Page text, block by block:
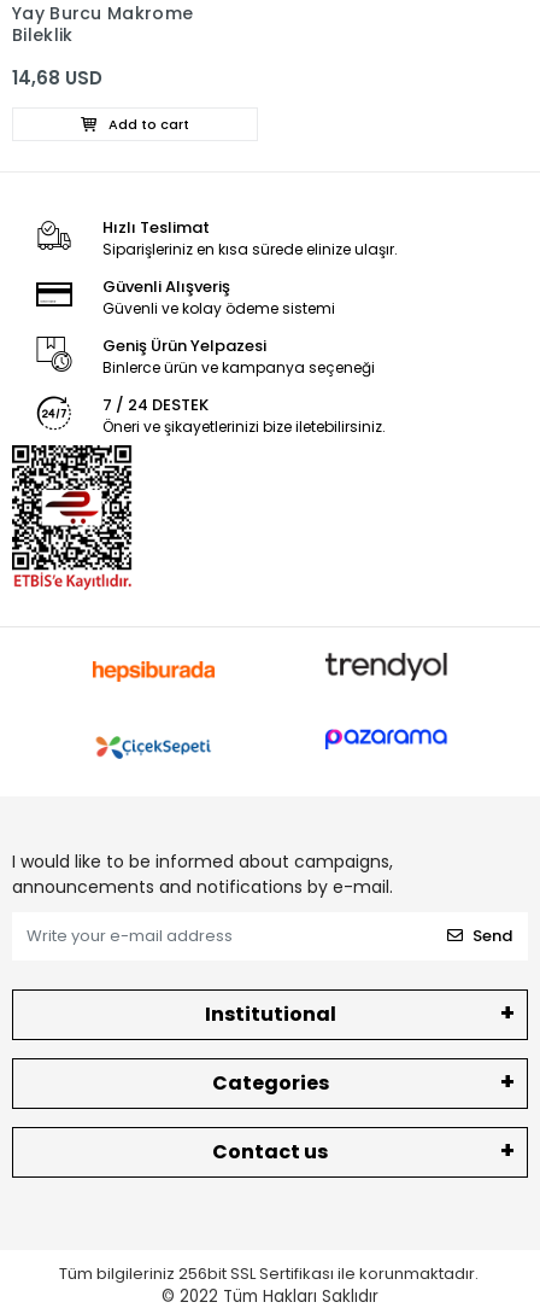
Yay Burcu Makrome
Bileklik
14,68 USD
Add to cart
Hızlı Teslimat
Siparişleriniz en kısa sürede elinize ulaşır.
Güvenli Alışveriş
Güvenli ve kolay ödeme sistemi
Geniş Ürün Yelpazesi
Binlerce ürün ve kampanya seçeneği
7 / 24 DESTEK
Öneri ve şikayetlerinizi bize iletebilirsiniz.
I would like to be informed about campaigns,
announcements and notifications by e-mail.
Send
Institutional
Categories
Contact us
Tüm bilgileriniz 256bit SSL Sertifikası ile korunmaktadır.
© 2022 Tüm Hakları Saklıdır